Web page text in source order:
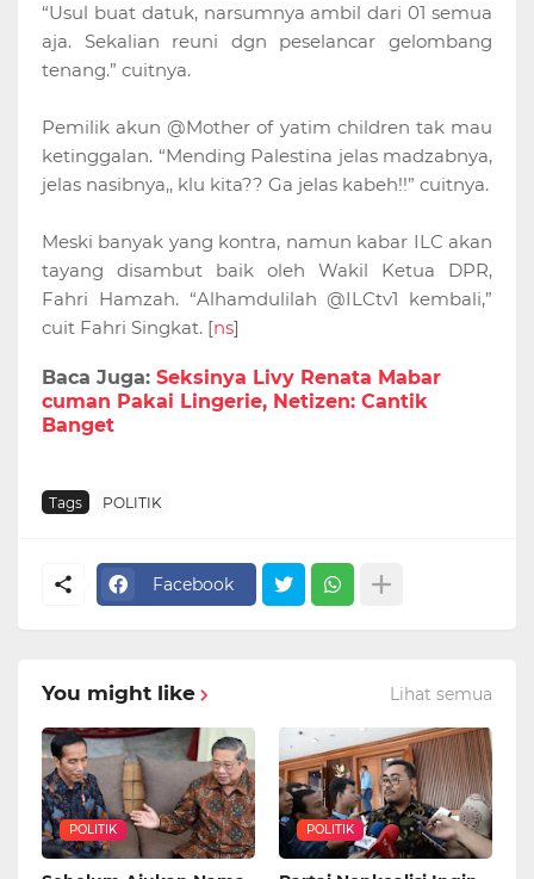
“Usul buat datuk, narsumnya ambil dari 01 semua
aja. Sekalian reuni dgn peselancar gelombang
tenang.” cuitnya.
Pemilik akun @Mother of yatim children tak mau
ketinggalan. “Mending Palestina jelas madzabnya,
jelas nasibnya,, klu kita?? Ga jelas kabeh!!” cuitnya.
Meski banyak yang kontra, namun kabar ILC akan
tayang disambut baik oleh Wakil Ketua DPR,
Fahri Hamzah. “Alhamdulilah @ILCtv1 kembali,”
cuit Fahri Singkat. [ns]
Baca Juga: Seksinya Livy Renata Mabar
cuman Pakai Lingerie, Netizen: Cantik
Banget
Tags POLITIK
Facebook
You might like Lihat semua
POLITIK POLITIK